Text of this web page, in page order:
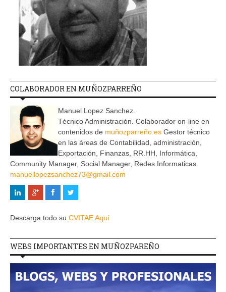
COLABORADOR EN MUÑOZPARREÑO
Manuel Lopez Sanchez.
Técnico Administración. Colaborador on-line en
contenidos de muñozparreño.es Gestor técnico
en las áreas de Contabilidad, administración,
Exportación, Finanzas, RR.HH, Informática,
Community Manager, Social Manager, Redes Informaticas.
manuellopezsanchez73@gmail.com
Descarga todo su CVITAE Aquí
WEBS IMPORTANTES EN MUÑOZPAREÑO